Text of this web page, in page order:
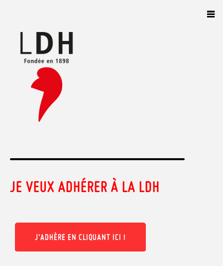
JE VEUX ADHÉRER À LA LDH
J'ADHÈRE EN CLIQUANT ICI !